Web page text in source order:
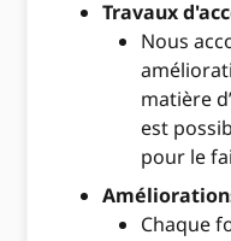
Travaux
Nous
matière
est
pour le
Chaque